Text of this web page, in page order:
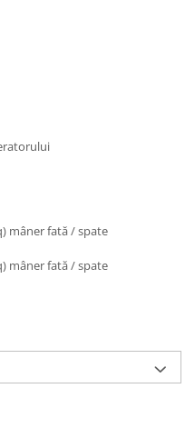
mâner fată / spate
mâner fată / spate